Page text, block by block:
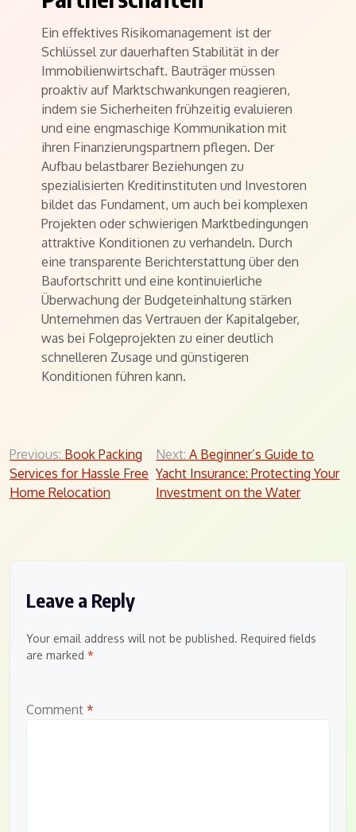
Ein effektives Risikomanagement ist der
Schlüssel zur dauerhaften Stabilität in der
Immobilienwirtschaft. Bauträger müssen
proaktiv auf Marktschwankungen reagieren,
indem sie Sicherheiten frühzeitig evaluieren
und eine engmaschige Kommunikation mit
ihren Finanzierungspartnern pflegen. Der
Aufbau belastbarer Beziehungen zu
spezialisierten Kreditinstituten und Investoren
bildet das Fundament, um auch bei komplexen
Projekten oder schwierigen Marktbedingungen
attraktive Konditionen zu verhandeln. Durch
eine transparente Berichterstattung über den
Baufortschritt und eine kontinuierliche
Überwachung der Budgeteinhaltung stärken
Unternehmen das Vertrauen der Kapitalgeber,
was bei Folgeprojekten zu einer deutlich
schnelleren Zusage und günstigeren
Konditionen führen kann.
Post
navigation
Previous: Book Packing
Services for Hassle Free
Home Relocation
Next: A Beginner’s Guide to
Yacht Insurance: Protecting Your
Investment on the Water
Leave a Reply
Your email address will not be published. Required fields
are marked *
Comment *